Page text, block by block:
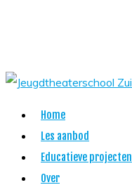
content
Menu
Home
Les aanbod
Educatieve projecten
Over